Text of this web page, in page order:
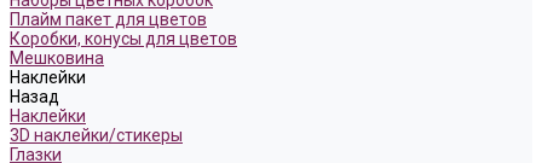
Плайм пакет для цветов
Коробки, конусы для цветов
Мешковина
Наклейки
Назад
Наклейки
3D наклейки/стикеры
Глазки